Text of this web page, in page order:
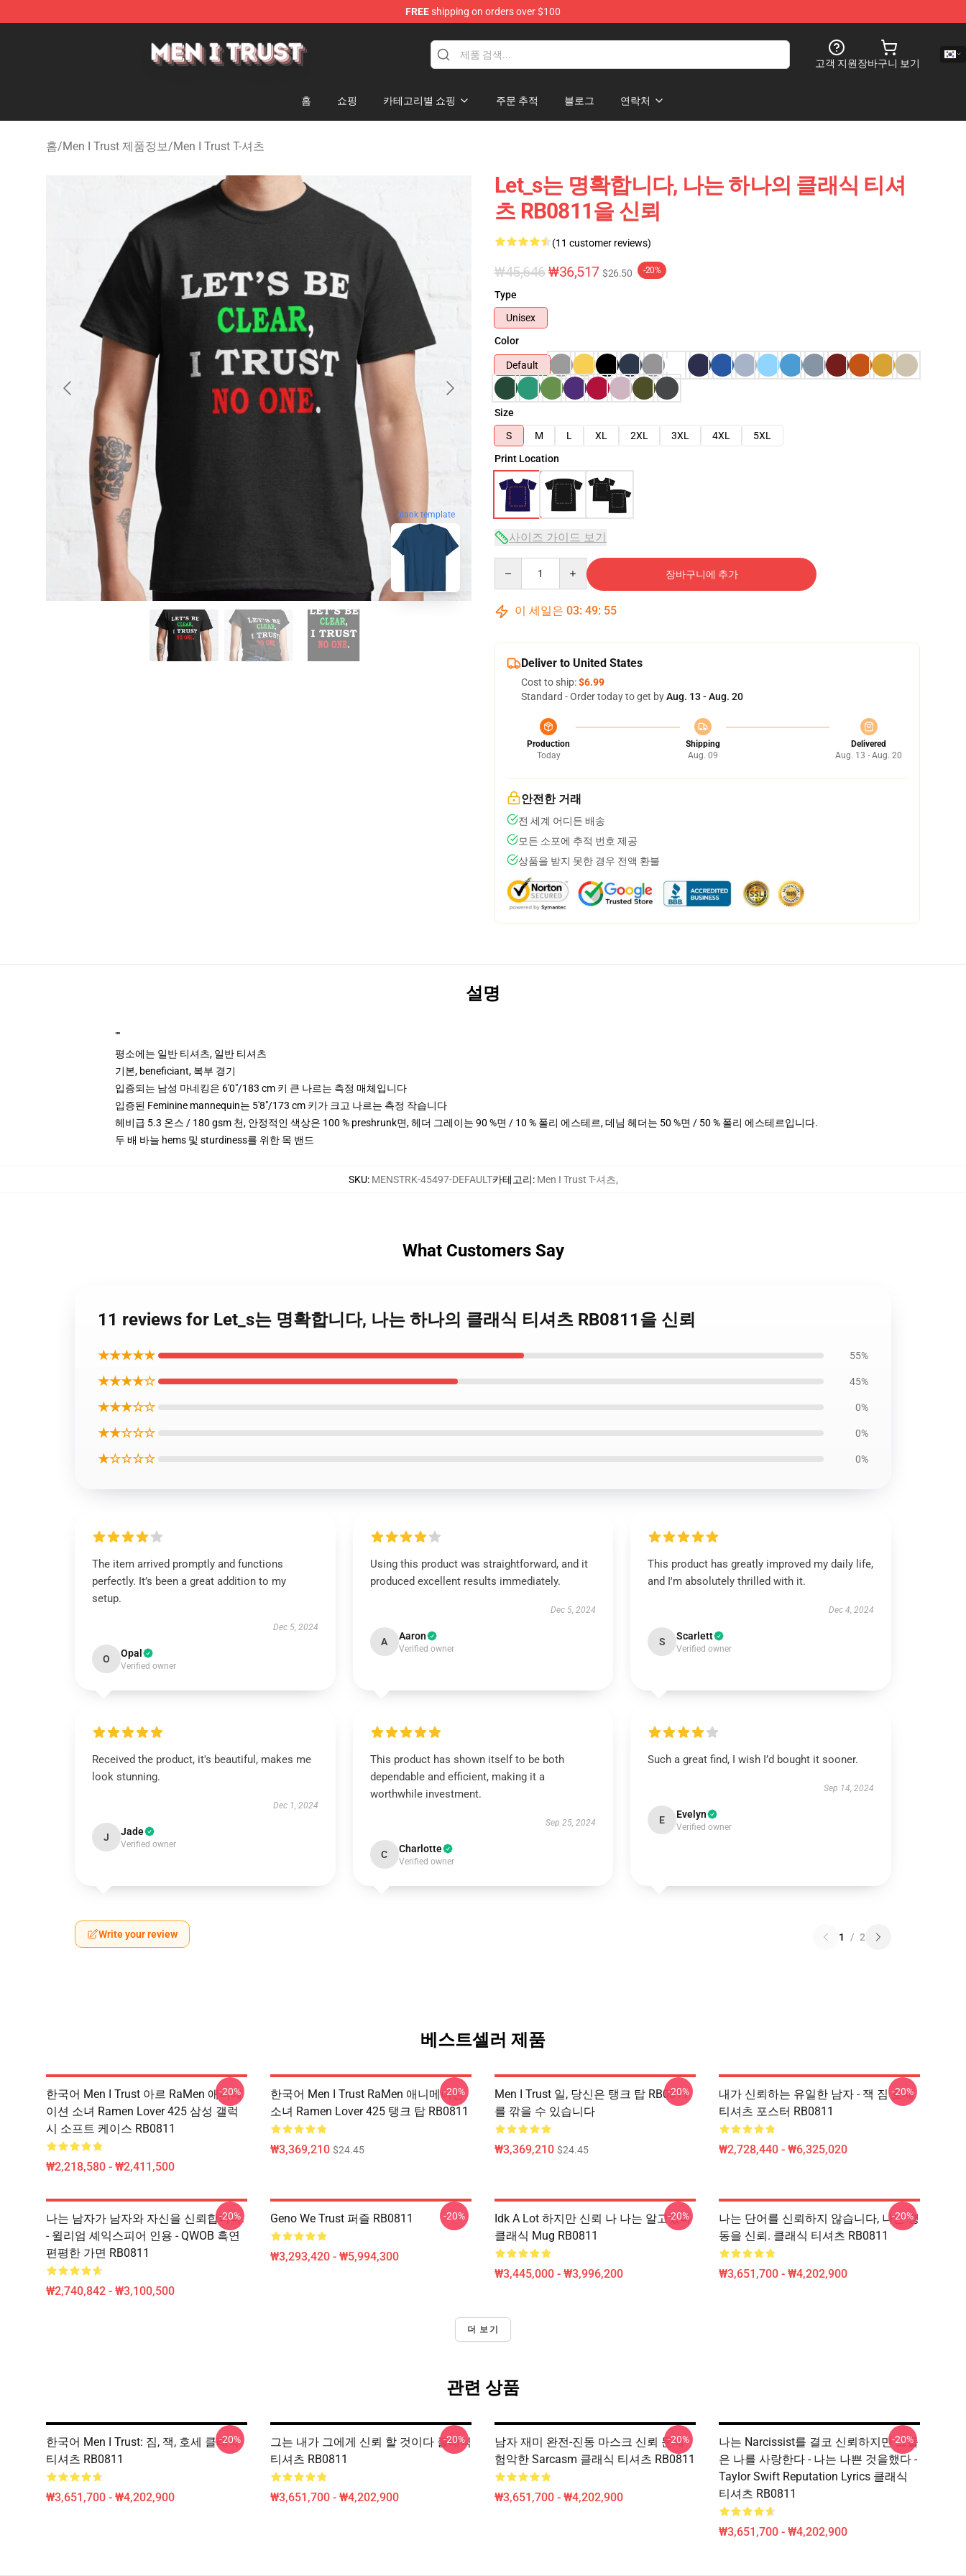
FREEshipping on orders over $100
고객 지원장바구니 보기
홈 쇼핑 카테고리별 쇼핑 주문 추적 블로그 연락처
홈/Men I Trust 제품정보/Men I Trust T-셔츠
blank template
Let_s는 명확합니다, 나는 하나의 클래식 티셔
츠 RB0811을 신뢰
(11 customer reviews)
₩45,646₩36,517 $26.50 -20%
Type
Unisex
Color
Default
Size
S
M L XL 2XL 3XL 4XL
5XL
Print Location
사이즈 가이드 보기
장바구니에 추가
이 세일은 03: 49: 54
Deliver to United States
Cost to ship:$6.99
Standard - Order today to get byAug. 13 - Aug. 20
Production
Today
Shipping
Aug. 09
Delivered
Aug. 13 - Aug. 20
안전한 거래
전 세계 어디든 배송
모든 소포에 추적 번호 제공
상품을 받지 못한 경우 전액 환불
설명
""
평소에는 일반 티셔츠, 일반 티셔츠
기본, beneficiant, 복부 경기
입증되는 남성 마네킹은 6'0"/183 cm 키 큰 나르는 측정 매체입니다
입증된 Feminine mannequin는 5'8"/173 cm 키가 크고 나르는 측정 작습니다
헤비급 5.3 온스 / 180 gsm 천, 안정적인 색상은 100 % preshrunk면, 헤더 그레이는 90 %면 / 10 % 폴리 에스테르, 데님 헤더는 50 %면 / 50 % 폴리 에스테르입니다.
두 배 바늘 hems 및 sturdiness를 위한 목 밴드
SKU: MENSTRK-45497-DEFAULT카테고리: Men I Trust T-셔츠,
What Customers Say
11 reviews for Let_s는 명확합니다, 나는 하나의 클래식 티셔츠 RB0811을 신뢰
★★★★★ 55%
★★★★☆ 45%
★★★☆☆ 0%
★★☆☆☆ 0%
★☆☆☆☆ 0%
The item arrived promptly and functions
perfectly. It’s been a great addition to my
setup.
Dec 5, 2024
O Opal
Verified owner
Using this product was straightforward, and it
produced excellent results immediately.
Dec 5, 2024
A Aaron
Verified owner
This product has greatly improved my daily life,
and I'm absolutely thrilled with it.
Dec 4, 2024
S Scarlett
Verified owner
Received the product, it's beautiful, makes me
look stunning.
Dec 1, 2024
J Jade
Verified owner
This product has shown itself to be both
dependable and efficient, making it a
worthwhile investment.
Sep 25, 2024
C Charlotte
Verified owner
Such a great find, I wish I’d bought it sooner.
Sep 14, 2024
E Evelyn
Verified owner
Write your review 1 / 2
베스트셀러 제품
한국어 Men I Trust 아르 RaMen 애니메
이션 소녀 Ramen Lover 425 삼성 갤럭
시 소프트 케이스 RB0811
₩2,218,580 - ₩2,411,500
-20%
한국어 Men I Trust RaMen 애니메이션
소녀 Ramen Lover 425 탱크 탑 RB0811
₩3,369,210 $24.45
-20%
Men I Trust 일, 당신은 탱크 탑 RB0811
를 깎을 수 있습니다
₩3,369,210 $24.45
-20%
내가 신뢰하는 유일한 남자 - 잭 짐 호세
티셔츠 포스터 RB0811
₩2,728,440 - ₩6,325,020
-20%
나는 남자가 남자와 자신을 신뢰합니다.
- 윌리엄 셰익스피어 인용 - QWOB 흑연
편평한 가면 RB0811
₩2,740,842 - ₩3,100,500
-20% Geno We Trust 퍼즐 RB0811
₩3,293,420 - ₩5,994,300
-20%
Idk A Lot 하지만 신뢰 나 나는 알고있다
클래식 Mug RB0811
₩3,445,000 - ₩3,996,200
-20%
나는 단어를 신뢰하지 않습니다, 나는 행
동을 신뢰. 클래식 티셔츠 RB0811
₩3,651,700 - ₩4,202,900
-20%
더 보기
관련 상품
한국어 Men I Trust: 짐, 잭, 호세 클래식
티셔츠 RB0811
₩3,651,700 - ₩4,202,900
-20%
그는 내가 그에게 신뢰 할 것이다 클래식
티셔츠 RB0811
₩3,651,700 - ₩4,202,900
-20%
남자 재미 완전-진동 마스크 신뢰 문제
험악한 Sarcasm 클래식 티셔츠 RB0811
₩3,651,700 - ₩4,202,900
-20%
나는 Narcissist를 결코 신뢰하지만 그들
은 나를 사랑한다 - 나는 나쁜 것을했다 -
Taylor Swift Reputation Lyrics 클래식
티셔츠 RB0811
₩3,651,700 - ₩4,202,900
-20%